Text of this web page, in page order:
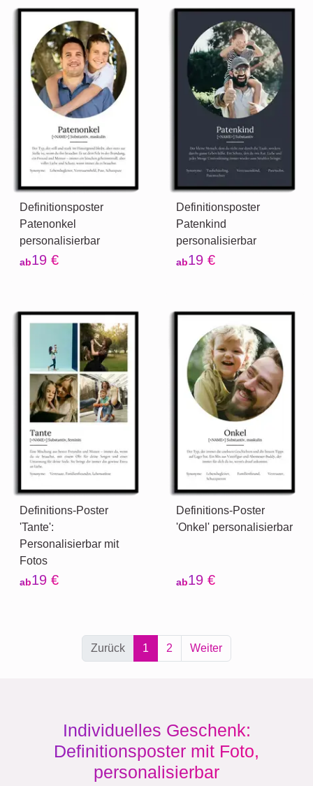
Definitionsposter
Patenonkel
personalisierbar
ab19 €
Definitionsposter
Patenkind
personalisierbar
ab19 €
Definitions-Poster
'Tante':
Personalisierbar mit
Fotos
ab19 €
Definitions-Poster
'Onkel' personalisierbar
ab19 €
Zurück 1 2 Weiter
Individuelles Geschenk:
Definitionsposter mit Foto,
personalisierbar